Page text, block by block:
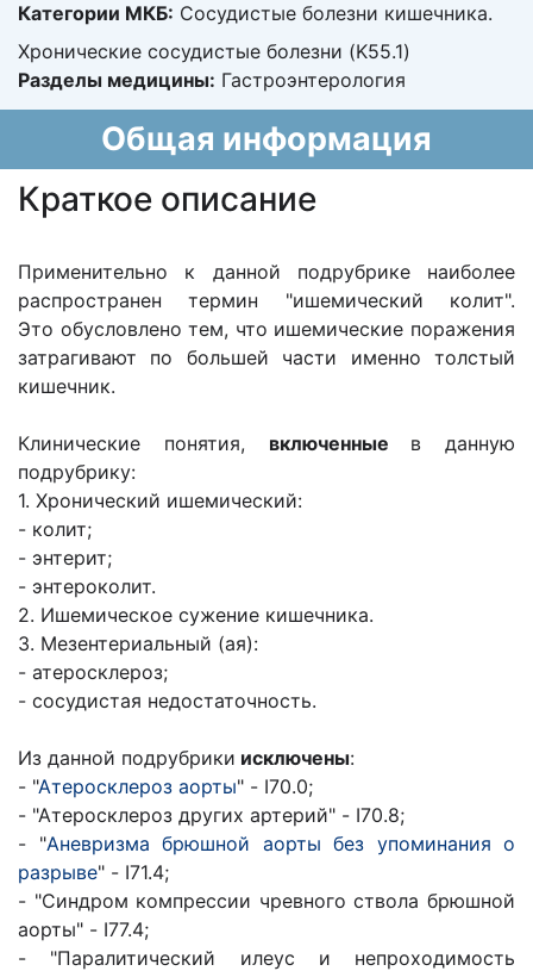
Категории МКБ: Сосудистые болезни кишечника.
Хронические сосудистые болезни (K55.1)
Разделы медицины: Гастроэнтерология
Общая информация
Краткое описание
Применительно к данной подрубрике наиболее
распространен термин "ишемический колит".
Это обусловлено тем, что ишемические поражения
затрагивают по большей части именно толстый
кишечник.
Клинические понятия, включенные в данную
подрубрику:
1. Хронический ишемический:
- колит;
- энтерит;
- энтероколит.
2. Ишемическое сужение кишечника.
3. Мезентериальный (ая):
- атеросклероз;
- сосудистая недостаточность.
Из данной подрубрики исключены:
- "Атеросклероз аорты" - I70.0;
- "Атеросклероз других артерий" - I70.8;
- "Аневризма брюшной аорты без упоминания о
разрыве" - I71.4;
- "Синдром компрессии чревного ствола брюшной
аорты" - I77.4;
- "Паралитический илеус и непроходимость